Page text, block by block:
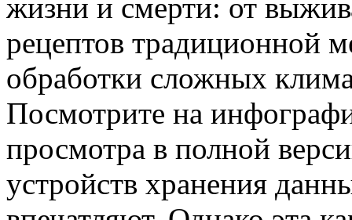
жизни и смерти: от
рецептов традиционной
обработки сложных
Посмотрите на
просмотра в полной
устройств хранения